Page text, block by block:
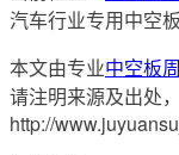
汽车行业专用中空
本文由专业中空板
请注明来源及出处
http://